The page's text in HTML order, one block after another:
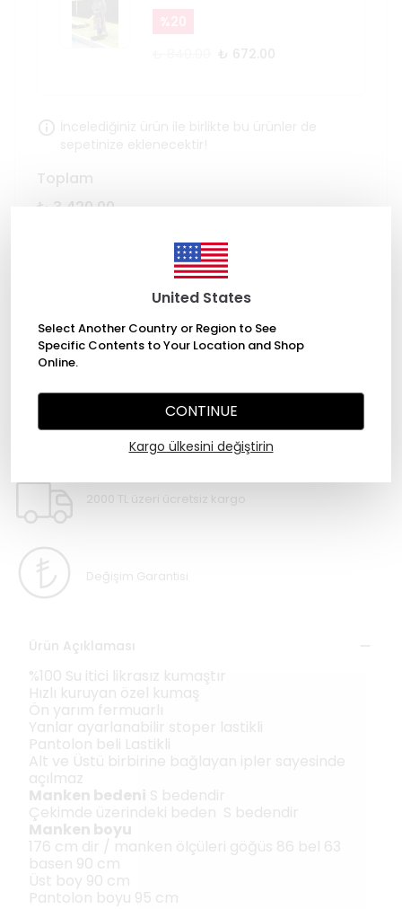
United States
Select Another Country or Region to See
Specific Contents to Your Location and Shop
Online.
CONTINUE
Kargo ülkesini değiştirin
% 20
Toplam
₺ 3,420.00
WHATSAPP
2000 TL üzeri ücretsiz kargo
Değişim Garantisi
Ürün Açıklaması
%100 Su itici likrasız kumaştır
Hızlı kuruyan özel kumaş
Ön yarım fermuarlı
Yanlar ayarlanabilir stoper lastikli
Pantolon beli Lastikli
Alt ve Üstü birbirine bağlayan ipler sayesinde
açılmaz
Manken bedeni S bedendir
Çekimde üzerindeki beden S bedendir
Manken boyu
176 cm dir / manken ölçüleri göğüs 86 bel 63
basen 90 cm
Üst boy 90 cm
Pantolon boyu 95 cm